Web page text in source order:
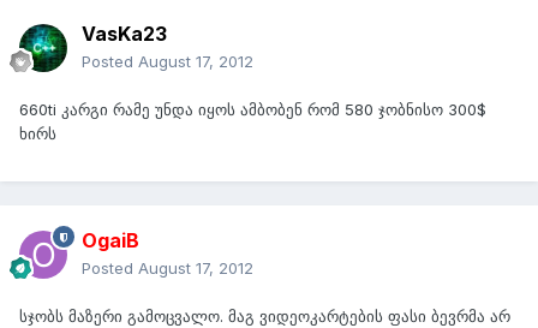
VasKa23
Posted August 17, 2012
660ti კარგი რამე უნდა იყოს ამბობენ რომ 580 ჯობნისო 300$
ხირს
OgaiB
Posted August 17, 2012
სჯობს მაზერი გამოცვალო. მაგ ვიდეოკარტების ფასი ბევრმა არ